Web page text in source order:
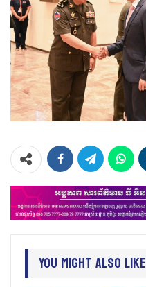
You Might Also Like